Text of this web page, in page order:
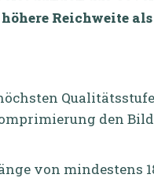
Reichweite als
den
von mindestens